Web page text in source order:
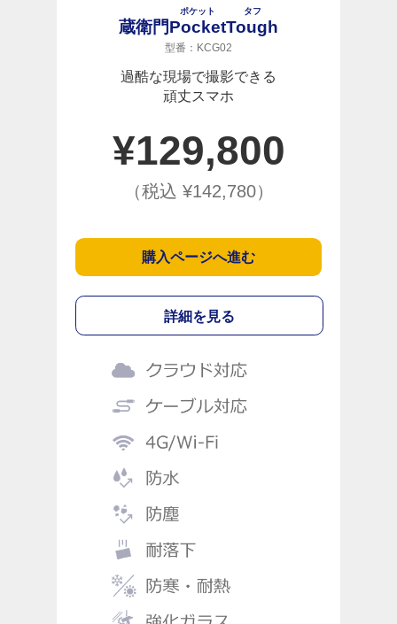
蔵衛門Pocket
ポケット
Tough
タフ
型番：KCG02
過酷な現場で撮影できる
頑丈スマホ
¥129,800
（税込 ¥142,780）
購入ページへ進む
詳細を見る